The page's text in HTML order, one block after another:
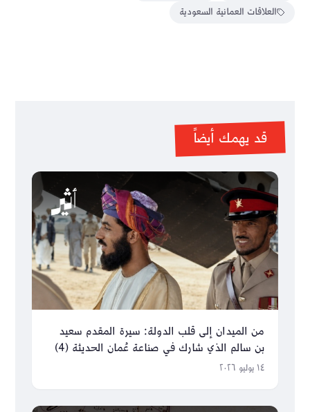
العلاقات العمانية السعودية
قد يهمك أيضاً
من الميدان إلى قلب الدولة: سيرة المقدم سعيد
بن سالم الذي شارك في صناعة عُمان الحديثة (4)
١٤ يوليو ٢٠٢٦